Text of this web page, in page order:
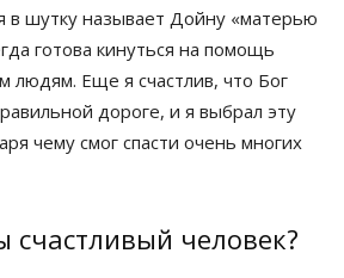
в шутку называет Дойну «матерью
готова кинуться на помощь
людям. Еще я счастлив, что Бог
дороге, и я выбрал эту
чему смог спасти очень многих
счастливый человек?